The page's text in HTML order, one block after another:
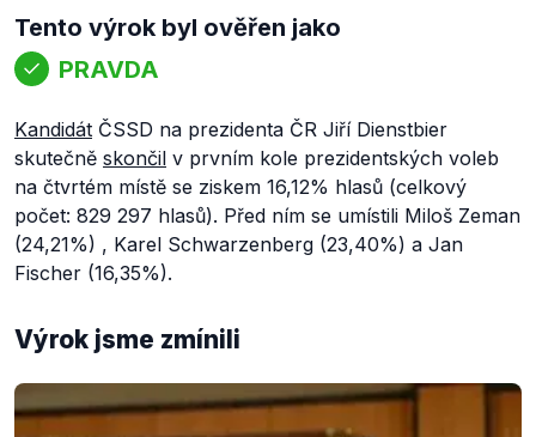
Tento výrok byl ověřen jako
PRAVDA
Kandidát ČSSD na prezidenta ČR Jiří Dienstbier
skutečně skončil v prvním kole prezidentských voleb
na čtvrtém místě se ziskem 16,12% hlasů (celkový
počet: 829 297 hlasů). Před ním se umístili Miloš Zeman
(24,21%) , Karel Schwarzenberg (23,40%) a Jan
Fischer (16,35%).
Výrok jsme zmínili